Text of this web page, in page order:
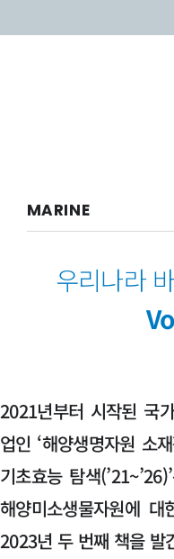
MARINE
우리나라
2021년부터 시작된 국
업인 ‘해양생명자원 소
기초효능 탐색
해양미소생물자원에
2023년 두 번째 책을 발